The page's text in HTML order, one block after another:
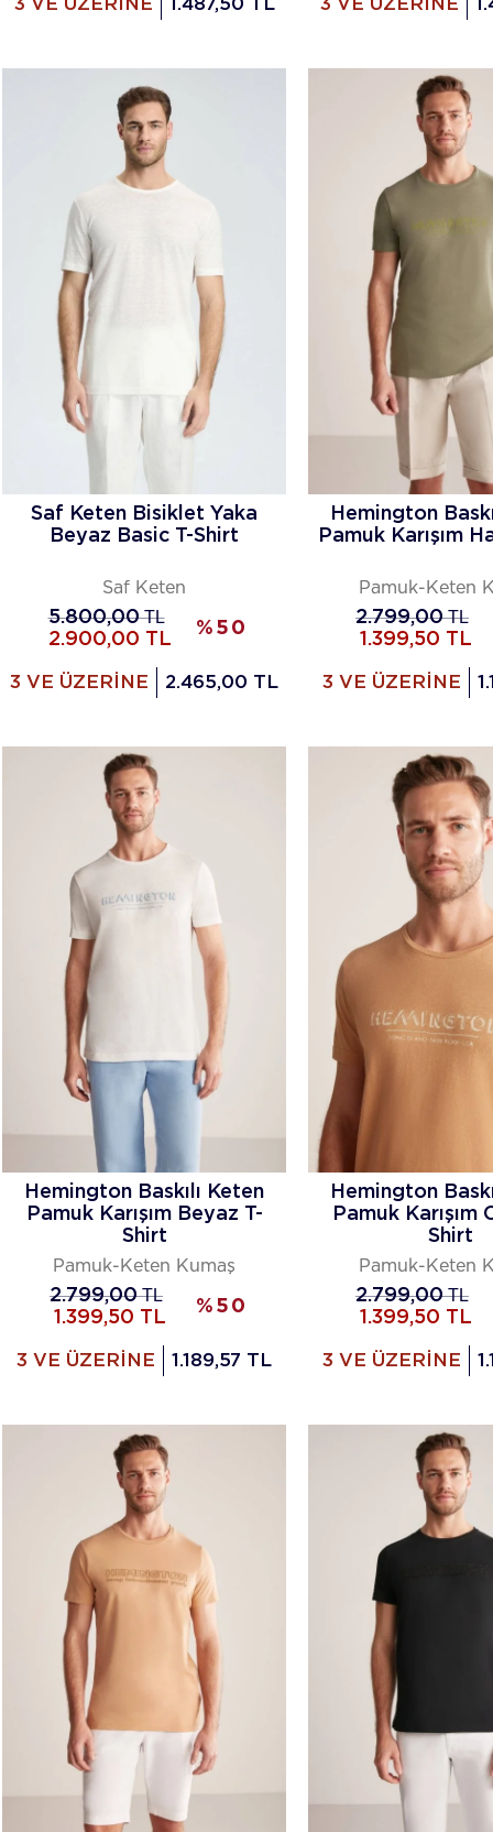
3 VE ÜZERİNE 1.487,50 TL 3 VE ÜZERİNE
Saf Keten Bisiklet Yaka
Beyaz Basic T-Shirt
Saf Keten
5.800,00TL
2.900,00 TL
% 50
3 VE ÜZERİNE 2.465,00 TL
Hemington
Pamuk Karışım
Pamuk-Keten
2.799,00TL
1.399,50 TL
3 VE ÜZERİNE
Hemington Baskılı Keten
Pamuk Karışım Beyaz T-
Shirt
Pamuk-Keten Kumaş
2.799,00TL
1.399,50 TL
% 50
3 VE ÜZERİNE 1.189,57 TL
Hemington
Pamuk Karışım
Shirt
Pamuk-Keten
2.799,00TL
1.399,50 TL
3 VE ÜZERİNE